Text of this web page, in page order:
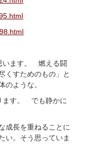
います。 燃える闘
くすためのもの」と
のような。
ます。 でも静かに
成長を重ねることに
い。そう思っていま